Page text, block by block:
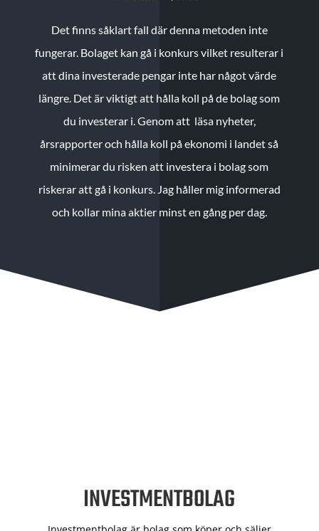
Det finns såklart fall där denna metoden inte
fungerar. Bolaget kan gå i konkurs vilket resulterar i
att dina investerade pengar inte har något värde
längre. Det är viktigt att hålla koll på de bolag som
du investerar i. Genom att läsa nyheter,
årsrapporter och hålla koll på ekonomi i landet så
minimerar du risken att investera i bolag som
riskerar att gå i konkurs. Jag håller mig informerad
och kollar mina aktier minst en gång per dag.
INVESTMENTBOLAG